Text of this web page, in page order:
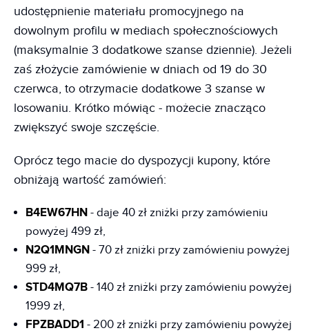
udostępnienie materiału promocyjnego na
dowolnym profilu w mediach społecznościowych
(maksymalnie 3 dodatkowe szanse dziennie). Jeżeli
zaś złożycie zamówienie w dniach od 19 do 30
czerwca, to otrzymacie dodatkowe 3 szanse w
losowaniu. Krótko mówiąc - możecie znacząco
zwiększyć swoje szczęście.
Oprócz tego macie do dyspozycji kupony, które
obniżają wartość zamówień:
B4EW67HN - daje 40 zł zniżki przy zamówieniu
powyżej 499 zł,
N2Q1MNGN - 70 zł zniżki przy zamówieniu powyżej
999 zł,
STD4MQ7B - 140 zł zniżki przy zamówieniu powyżej
1999 zł,
FPZBADD1 - 200 zł zniżki przy zamówieniu powyżej